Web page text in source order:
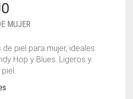
MUJER
piel para mujer, ideales
Hop y Blues. Ligeros y